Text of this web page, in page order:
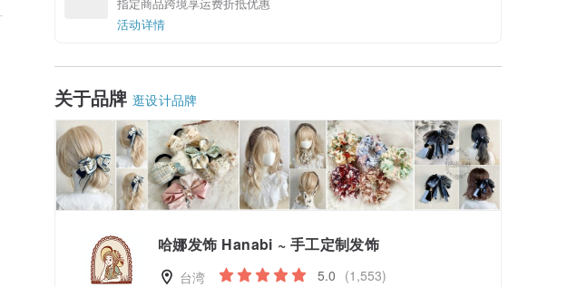
活动详情
关于品牌 逛设计品牌
哈娜发饰 Hanabi ~ 手工定制发饰
台湾 5.0 (1,553)